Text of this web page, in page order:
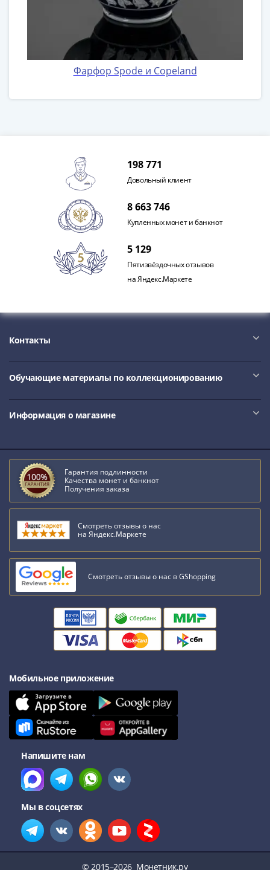
Фарфор Spode и Copeland
198 771
Довольный клиент
8 663 746
Купленных монет и банкнот
5 129
Пятизвёздочных отзывов
на Яндекс.Маркете
Контакты
Обучающие материалы по коллекционированию
Информация о магазине
Гарантия подлинности
Качества монет и банкнот
Получения заказа
Смотреть отзывы о нас
на Яндекс.Маркете
Смотреть отзывы о нас в GShopping
Мобильное приложение
Напишите нам
Мы в соцсетях
© 2015–2026 Монетник.ру